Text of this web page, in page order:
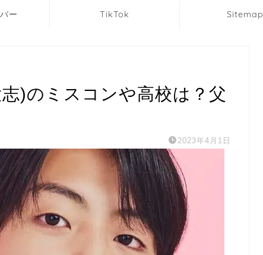
ー TikTok Sitemap
)のミスコンや高校は？父
2023年4月1日